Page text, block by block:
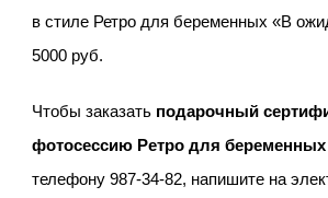
в стиле Ретро для беременных «В
5000 руб.
Чтобы заказать подарочный
фотосессию Ретро для беременных
телефону 987-34-82, напишите на